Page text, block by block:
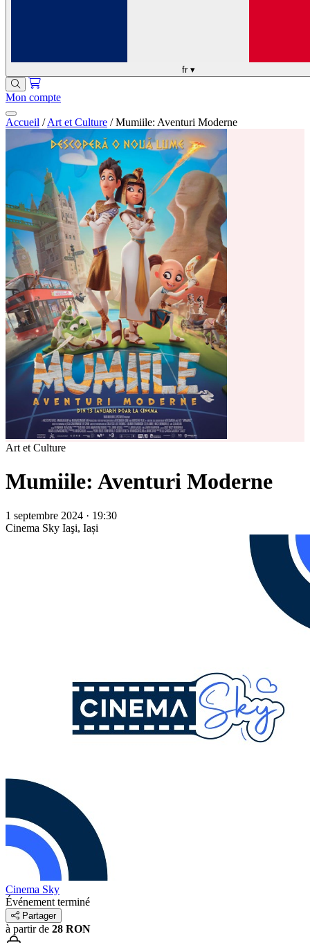
fr ▾
Mon compte
Accueil / Art et Culture / Mumiile: Aventuri Moderne
Art et Culture
Mumiile: Aventuri Moderne
1 septembre 2024 · 19:30
Cinema Sky Iaşi, Iași
Cinema Sky
Événement terminé
Partager
à partir de 28 RON